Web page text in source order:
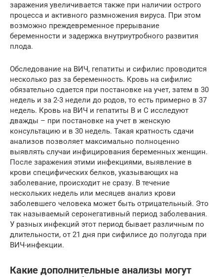
заражения увеличивается также при наличии острого
процесса и активного размножения вируса. При этом
возможно преждевременное прерывание
беременности и задержка внутриутробного развития
плода.
Обследование на ВИЧ, гепатиты и сифилис проводится
несколько раз за беременность. Кровь на сифилис
обязательно сдается при постановке на учет, затем в 30
недель и за 2-3 недели до родов, то есть примерно в 37
недель. Кровь на ВИЧ и гепатиты В и С исследуют
дважды – при постановке на учет в женскую
консультацию и в 30 недель. Такая кратность сдачи
анализов позволяет максимально полноценно
выявлять случаи инфицирования беременных женщин.
После заражения этими инфекциями, выявление в
крови специфических белков, указывающих на
заболевание, происходит не сразу. В течение
нескольких недель или месяцев анализ крови
заболевшего человека может быть отрицательный. Это
так называемый серонегативный период заболевания.
У разных инфекций этот период бывает различным по
длительности, от 21 дня при сифилисе до полугода при
ВИЧ-инфекции.
Какие дополнительные анализы могут